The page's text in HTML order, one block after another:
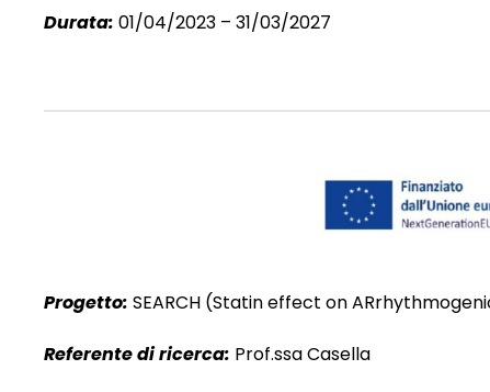
Durata: 01/04/2023 – 31/03/2027
Progetto: SEARCH (Statin effect on
Referente di ricerca: Prof.ssa Casella